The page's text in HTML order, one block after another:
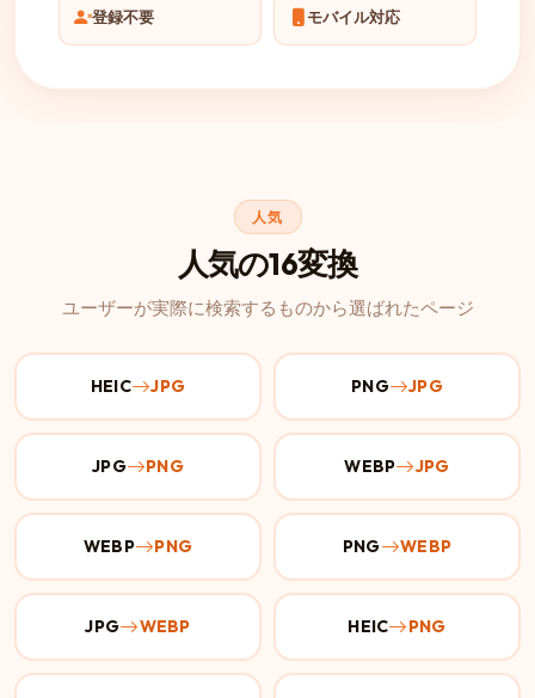
登録不要 モバイル対応
人気
人気の16変換
ユーザーが実際に検索するものから選ばれたページ
HEIC JPG PNG JPG
JPG PNG WEBP JPG
WEBP PNG PNG WEBP
JPG WEBP HEIC PNG